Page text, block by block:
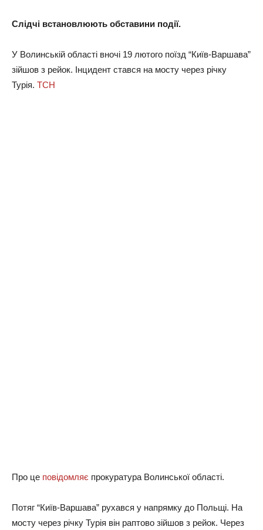
Слідчі встановлюють обставини події.
У Волинській області вночі 19 лютого поїзд “Київ-Варшава”
зійшов з рейок. Інцидент стався на мосту через річку
Турія. ТСН
Про це повідомляє прокуратура Волинської області.
Потяг “Київ-Варшава” рухався у напрямку до Польщі. На
мосту через річку Турія він раптово зійшов з рейок. Через